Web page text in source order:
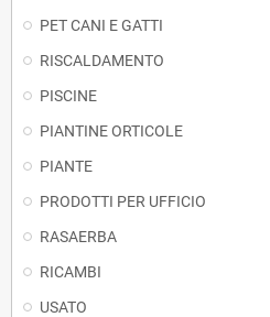
PET CANI E GATTI
RISCALDAMENTO
PISCINE
PIANTINE ORTICOLE
PIANTE
PRODOTTI PER UFFICIO
RASAERBA
RICAMBI
USATO